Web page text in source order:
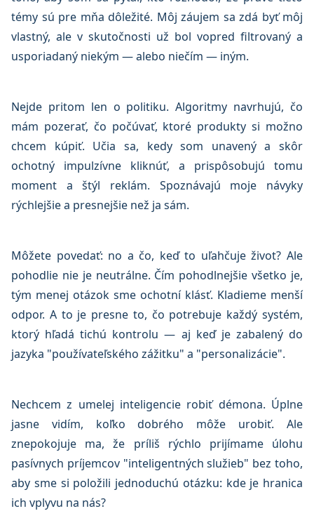
témy sú pre mňa dôležité. Môj záujem sa zdá byť môj
vlastný, ale v skutočnosti už bol vopred filtrovaný a
usporiadaný niekým — alebo niečím — iným.
Nejde pritom len o politiku. Algoritmy navrhujú, čo
mám pozerať, čo počúvať, ktoré produkty si možno
chcem kúpiť. Učia sa, kedy som unavený a skôr
ochotný impulzívne kliknúť, a prispôsobujú tomu
moment a štýl reklám. Spoznávajú moje návyky
rýchlejšie a presnejšie než ja sám.
Môžete povedať: no a čo, keď to uľahčuje život? Ale
pohodlie nie je neutrálne. Čím pohodlnejšie všetko je,
tým menej otázok sme ochotní klásť. Kladieme menší
odpor. A to je presne to, čo potrebuje každý systém,
ktorý hľadá tichú kontrolu — aj keď je zabalený do
jazyka "používateľského zážitku" a "personalizácie".
Nechcem z umelej inteligencie robiť démona. Úplne
jasne vidím, koľko dobrého môže urobiť. Ale
znepokojuje ma, že príliš rýchlo prijímame úlohu
pasívnych príjemcov "inteligentných služieb" bez toho,
aby sme si položili jednoduchú otázku: kde je hranica
ich vplyvu na nás?